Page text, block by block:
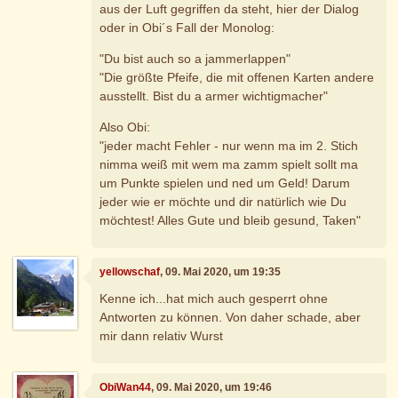
aus der Luft gegriffen da steht, hier der Dialog
oder in Obi´s Fall der Monolog:
"Du bist auch so a jammerlappen"
"Die größte Pfeife, die mit offenen Karten andere
ausstellt. Bist du a armer wichtigmacher"
Also Obi:
"jeder macht Fehler - nur wenn ma im 2. Stich
nimma weiß mit wem ma zamm spielt sollt ma
um Punkte spielen und ned um Geld! Darum
jeder wie er möchte und dir natürlich wie Du
möchtest! Alles Gute und bleib gesund, Taken"
yellowschaf, 09. Mai 2020, um 19:35
Kenne ich...hat mich auch gesperrt ohne
Antworten zu können. Von daher schade, aber
mir dann relativ Wurst
ObiWan44, 09. Mai 2020, um 19:46